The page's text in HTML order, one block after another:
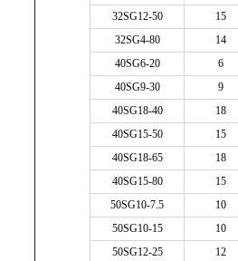
32SG12-50
15
32SG4-80
14
40SG6-20
6
40SG9-30
9
40SG18-40
18
40SG15-50
15
40SG18-65
18
40SG15-80
15
50SG10-7.5
10
50SG10-15
10
50SG12-25
12